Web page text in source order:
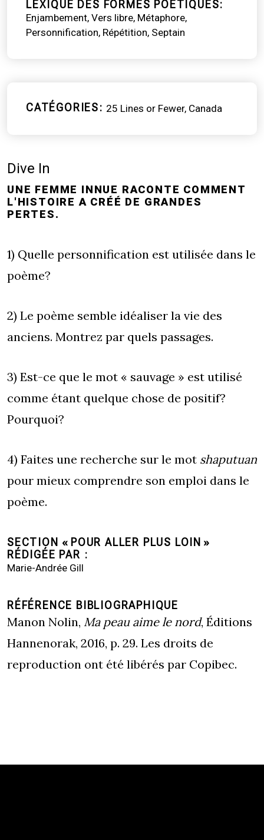
LEXIQUE DES FORMES POÉTIQUES
Enjambement Vers libre Métaphore
Personnification Répétition Septain
CATÉGORIES 25 Lines or Fewer Canada
Dive In
UNE FEMME INNUE RACONTE COMMENT
L'HISTOIRE A CRÉÉ DE GRANDES
PERTES.
1) Quelle personnification est utilisée dans le
poème?
2) Le poème semble idéaliser la vie des
anciens. Montrez par quels passages.
3) Est-ce que le mot « sauvage » est utilisé
comme étant quelque chose de positif?
Pourquoi?
4) Faites une recherche sur le mot shaputuan
pour mieux comprendre son emploi dans le
poème.
SECTION « POUR ALLER PLUS LOIN »
RÉDIGÉE PAR
Marie-Andrée Gill
RÉFÉRENCE BIBLIOGRAPHIQUE
Manon Nolin, Ma peau aime le nord, Éditions
Hannenorak, 2016, p. 29. Les droits de
reproduction ont été libérés par Copibec.